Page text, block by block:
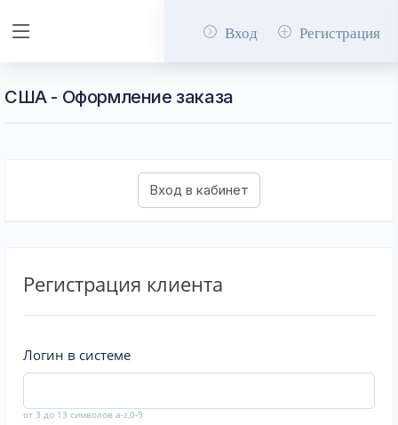
Вход Регистрация
США - Оформление заказа
Регистрация клиента
Логин в системе
от 3 до 13 символов a-z,0-9